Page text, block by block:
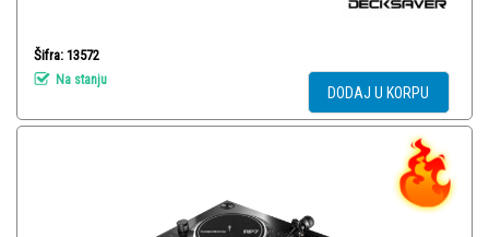
Šifra: 13572
Na stanju
DODAJ U KORPU